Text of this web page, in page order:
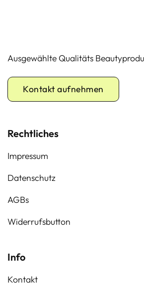
Ausgewählte Qualitäts
Kontakt aufnehmen
Rechtliches
Impressum
Datenschutz
AGBs
Widerrufsbutton
Info
Kontakt